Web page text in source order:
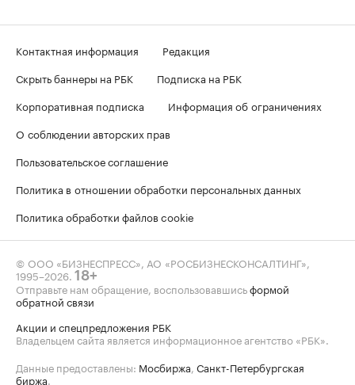
Контактная информация
Редакция
Скрыть баннеры на РБК
Подписка на РБК
Корпоративная подписка
Информация об ограничениях
О соблюдении авторских прав
Пользовательское соглашение
Политика в отношении обработки персональных данных
Политика обработки файлов cookie
© ООО «БИЗНЕСПРЕСС», АО «РОСБИЗНЕСКОНСАЛТИНГ»,
1995–2026 18+
Отправьте нам обращение, воспользовавшисьформой
обратной связи
Акции и спецпредложения РБК
Владельцем сайта является информационное агентство «РБК».
Данные предоставлены: Мосбиржа Санкт-Петербургская
биржа